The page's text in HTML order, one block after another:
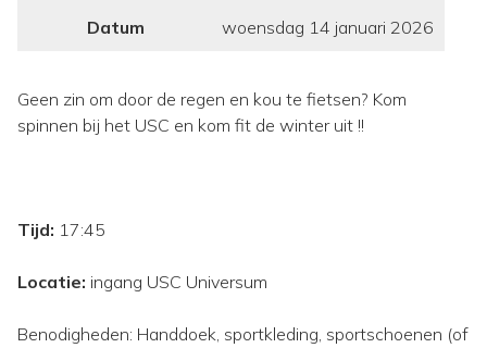
Datum woensdag 14 januari 2026
Geen zin om door de regen en kou te fietsen? Kom
spinnen bij het USC en kom fit de winter uit !!
Tijd: 17:45
Locatie: ingang USC Universum
Benodigheden: Handdoek, sportkleding, sportschoenen (of